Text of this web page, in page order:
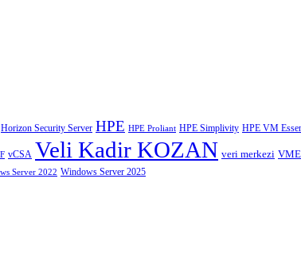
Horizon Security Server HPE HPE Proliant HPE Simplivity HPE VM
vCSA Veli Kadir KOZAN veri merkezi
Server 2022 Windows Server 2025